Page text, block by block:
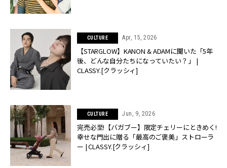
CULTURE Apr, 15, 2026
【STARGLOW】KANON & ADAMに聞いた「5年
後、どんな自分たちになっていたい？」 |
CLASSY.[クラッシィ]
CULTURE Jun, 9, 2026
完売必至!【バガブー】限定チェリーにときめく!
幸せな門出に贈る「最高のご褒美」ストローラ
ー | CLASSY.[クラッシィ]